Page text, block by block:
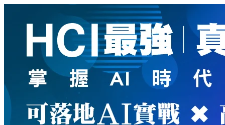
網
路